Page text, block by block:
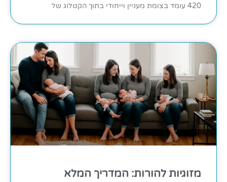
420 עומד בצומת מעניין וייחודי בתוך הקטלוג של
מזוגיות להורות: המדריך המלא